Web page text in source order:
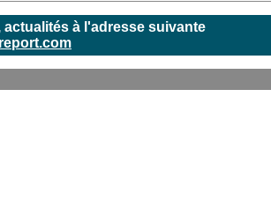
à l'adresse suivante